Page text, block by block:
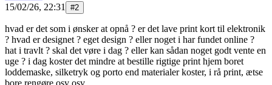
15/02/26, 22:31
#2
hvad er det som i ønsker at opnå ? er det lave print kort til elektronik
? hvad er designet ? eget design ? eller noget i har fundet online ?
hat i travlt ? skal det vøre i dag ? eller kan sådan noget godt vente en
uge ? i dag koster det mindre at bestille rigtige print hjem boret
loddemaske, silketryk og porto end materialer koster, i rå print, ætse
bore rengøre osv osv